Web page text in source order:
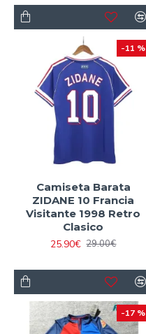
-11 %
Camiseta Barata
ZIDANE 10 Francia
Visitante 1998 Retro
Clasico
25.90€ 29.00€
-17 %